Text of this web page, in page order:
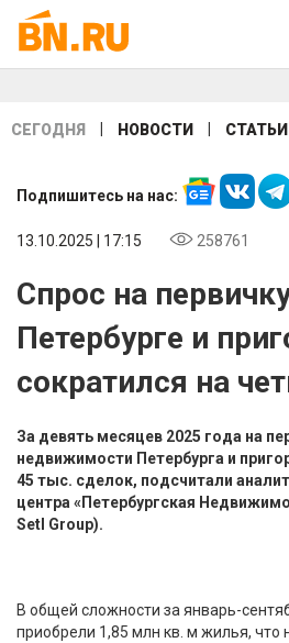
СЕГОДНЯ НОВОСТИ СТАТЬИ
Подпишитесь на нас:
13.10.2025 | 17:15 258761
Спрос на
Петербурге и
сократился на
За девять месяцев 2025 года на
недвижимости Петербурга и
45 тыс. сделок, подсчитали
центра «Петербургская
Setl Group).
В общей сложности за январь-
приобрели 1,85 млн кв. м жилья, что